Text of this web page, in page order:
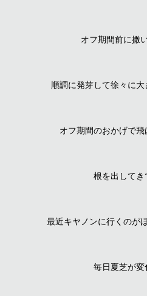
オフ期間前に撒
順調に発芽して徐々に
オフ期間のおかげで飛
根を出してき
最近キヤノンに行くのが
毎日夏芝が変